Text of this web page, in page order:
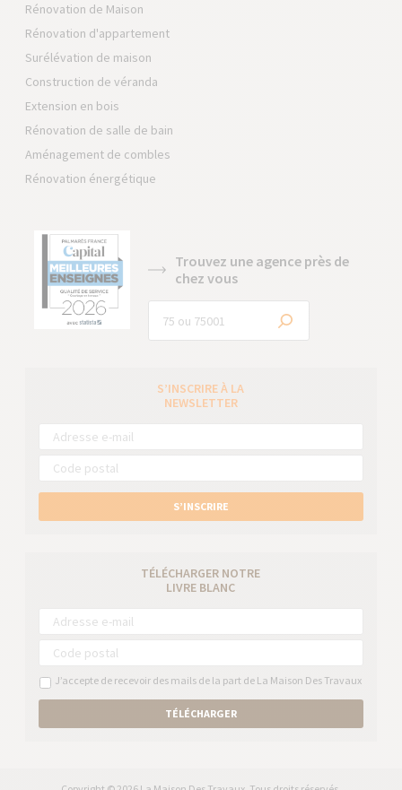
Rénovation de Maison
Rénovation d'appartement
Surélévation de maison
Construction de véranda
Extension en bois
Rénovation de salle de bain
Aménagement de combles
Rénovation énergétique
Trouvez une agence près de
chez vous
S’INSCRIRE À LA
NEWSLETTER
S’INSCRIRE
TÉLÉCHARGER NOTRE
LIVRE BLANC
J’accepte de recevoir des mails de la part de La Maison Des Travaux
TÉLÉCHARGER